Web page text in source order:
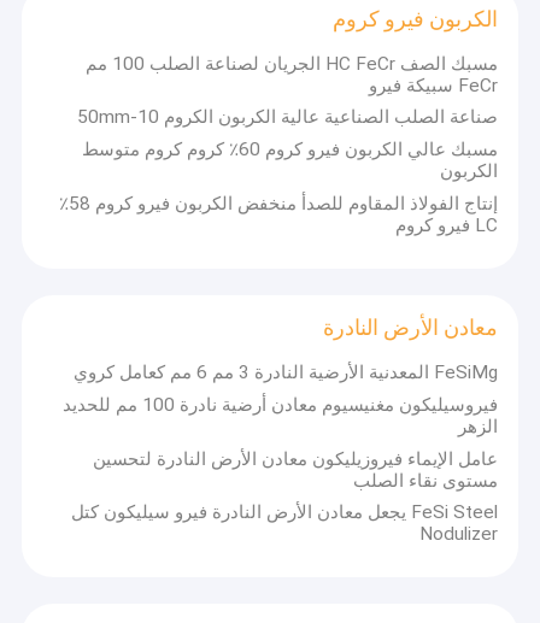
مسحوق فيرو السيليكون
فيرو سيليكون الخبث
معدن السليكون
فيرو سيليكون مغنيسيوم
منجنيز السيليكون
فيرو منجنيز
سبيكة معدنية المغنيسيوم
الكربون فيرو كروم
معادن الأرض النادرة
الكربون فيرو كروم
مسبك الصف HC FeCr الجريان لصناعة الصلب 100 مم
FeCr سبيكة فيرو
صناعة الصلب الصناعية عالية الكربون الكروم 10-50mm
مسبك عالي الكربون فيرو كروم 60٪ كروم كروم متوسط ​​
الكربون
إنتاج الفولاذ المقاوم للصدأ منخفض الكربون فيرو كروم 58٪
LC فيرو كروم
معادن الأرض النادرة
FeSiMg المعدنية الأرضية النادرة 3 مم 6 مم كعامل كروي
فيروسيليكون مغنيسيوم معادن أرضية نادرة 100 مم للحديد
الزهر
عامل الإيماء فيروزيليكون معادن الأرض النادرة لتحسين
مستوى نقاء الصلب
FeSi Steel يجعل معادن الأرض النادرة فيرو سيليكون كتل
Nodulizer